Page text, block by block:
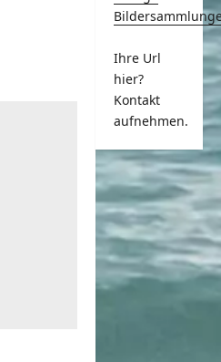
Ihre Url
hier?
Kontakt
aufnehmen.